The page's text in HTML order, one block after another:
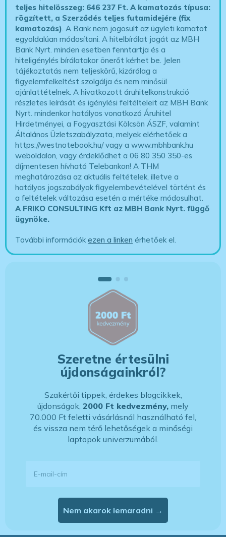
teljes hitelösszeg: 646 237 Ft.A kamatozás típusa:
rögzített, a Szerződés teljes futamidejére (fix
kamatozás). A Bank nem jogosult az ügyleti kamatot
egyoldalúan módosítani. A hitelbírálat jogát az MBH
Bank Nyrt. minden esetben fenntartja és a
hiteligénylés bírálatakor önerőt kérhet be. Jelen
tájékoztatás nem teljeskörű, kizárólag a
figyelemfelkeltést szolgálja és nem minősül
ajánlattételnek. A hivatkozott áruhitelkonstrukció
részletes leírását és igénylési feltélteleit az MBH Bank
Nyrt. mindenkor hatályos vonatkozó Áruhitel
Hirdetményei, a Fogyasztási Kölcsön ÁSZF, valamint
Általános Üzletszabályzata, melyek elérhetőek a
https://westnotebook.hu/vagy a www.mbhbank.hu
weboldalon, vagy érdeklődhet a 06 80 350 350-es
díjmentesen hívható Telebankon! A THM
meghatározása az aktuális feltételek, illetve a
hatályos jogszabályok figyelembevételével történt és
a feltételek változása esetén a mértéke módosulhat.
A FRIKO CONSULTING Kft az MBH Bank Nyrt. függő
ügynöke.
További információkezen a linken érhetőek el.
Szeretne értesülni
újdonságainkról?
Szakértői tippek, érdekes blogcikkek,
újdonságok, 2000 Ft kedvezmény, mely
70.000 Ft feletti vásárlásnál használható fel,
és vissza nem térő lehetőségek a minőségi
laptopok univerzumából.
Nem akarok lemaradni →